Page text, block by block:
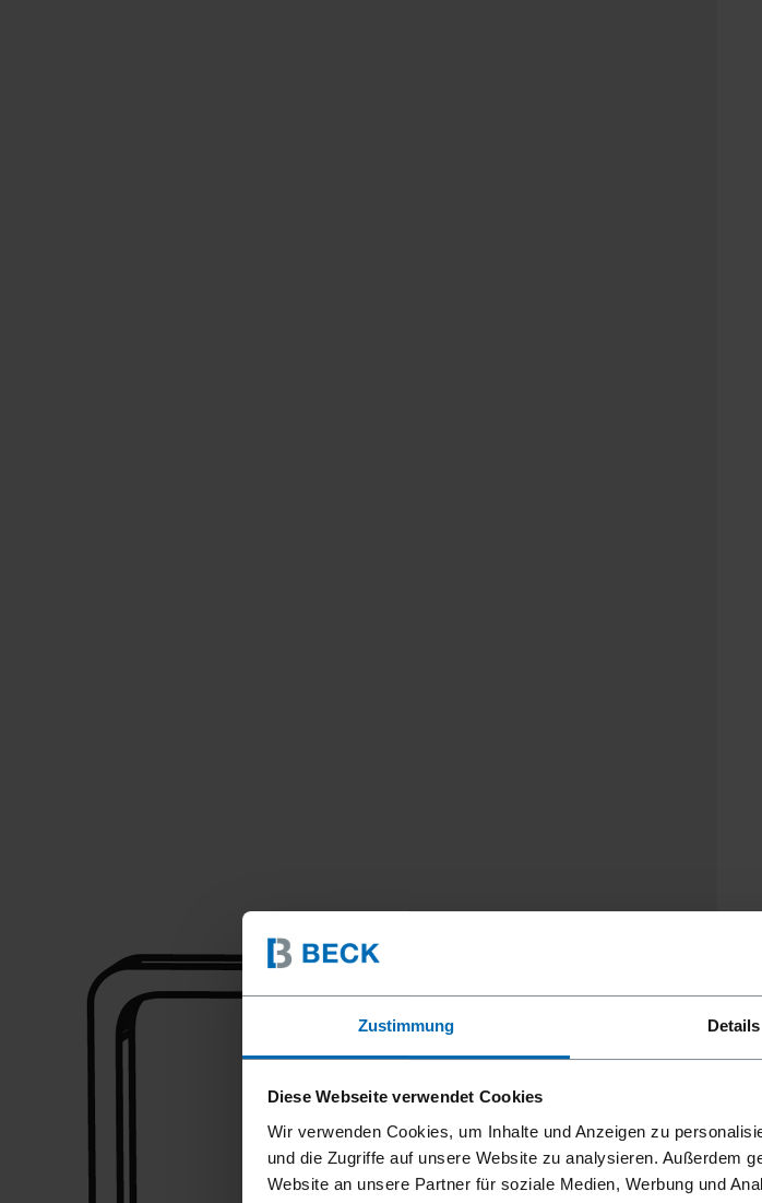
Zustimmung Details
Diese Webseite verwendet Cookies
Wir verwenden Cookies, um Inhalte und Anzeigen zu
und die Zugriffe auf unsere Website zu analysieren. Außerdem
Website an unsere Partner für soziale Medien, Werbung und